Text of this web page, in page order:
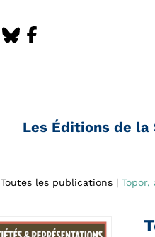
Les Éditions de la
Toutes les publications